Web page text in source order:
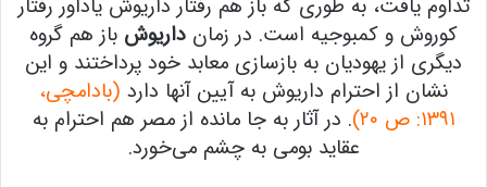
تداوم یافت، به طوری که باز هم رفتار داریوش یادآور رفتار
کوروش و کمبوجیه است. در زمان داریوش باز هم گروه
دیگری از یهودیان به بازسازی معابد خود پرداختند و این
نشان از احترام داریوش به آیین آنها دارد (بادامچی،
١٣٩١: ص ۲۰)
. در آثار به جا مانده از مصر هم احترام به
عقاید بومی به چشم می‌خورد.